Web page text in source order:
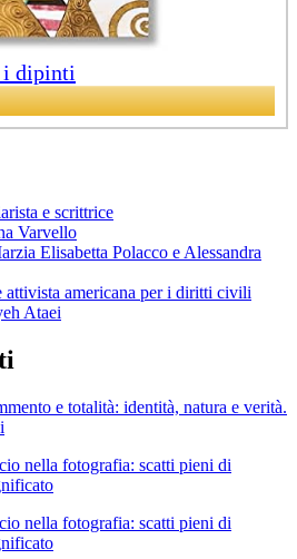
dipinti
e scrittrice
Varvello
Elisabetta Polacco e Alessandra
americana per i diritti civili
Ataei
e totalità: identità, natura e verità.
nella fotografia: scatti pieni di
nella fotografia: scatti pieni di